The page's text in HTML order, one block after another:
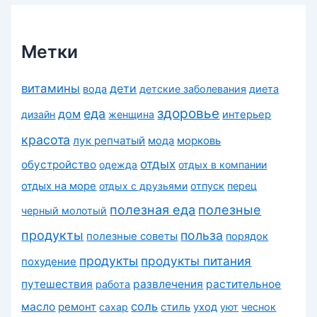
Метки
витамины вода дети детские заболевания диета
дизайн дом еда женщина здоровье интерьер
красота лук репчатый мода морковь
обустройство одежда отдых отдых в компании
отдых на море отдых с друзьями отпуск перец
черный молотый полезная еда полезные
продукты полезные советы польза порядок
похудение продукты продукты питания
путешествия работа развлечения растительное
масло ремонт сахар соль стиль уход уют чеснок